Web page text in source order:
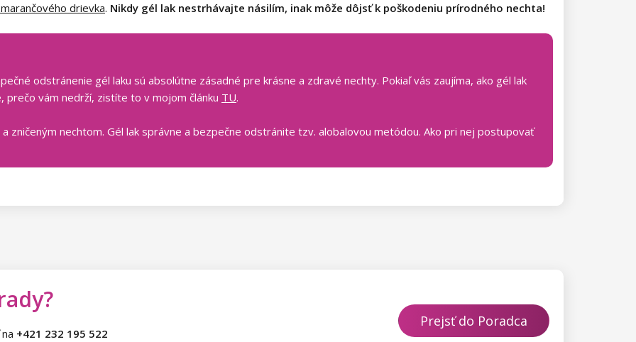
drievka. Nikdy gél lak nestrhávajte násilím, inak môže dôjsť k poškodeniu prírodného nechta!
odstránenie gél laku sú absolútne zásadné pre krásne a zdravé nechty. Pokiaľ vás zaujíma, ako gél lak
prečo vám nedrží, zistíte to v mojom článku TU.
zničeným nechtom. Gél lak správne a bezpečne odstránite tzv. alobalovou metódou. Ako pri nej postupovať
+421 232 195 522
Prejsť do Poradca